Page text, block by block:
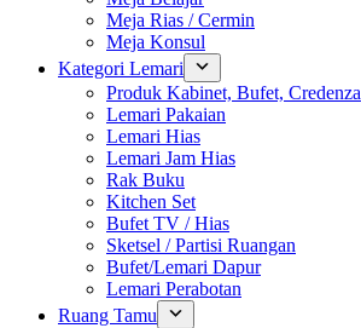
Meja Rias / Cermin
Meja Konsul
Kategori Lemari
Produk Kabinet, Bufet, Credenza
Lemari Pakaian
Lemari Hias
Lemari Jam Hias
Rak Buku
Kitchen Set
Bufet TV / Hias
Sketsel / Partisi Ruangan
Bufet/Lemari Dapur
Lemari Perabotan
Ruang Tamu